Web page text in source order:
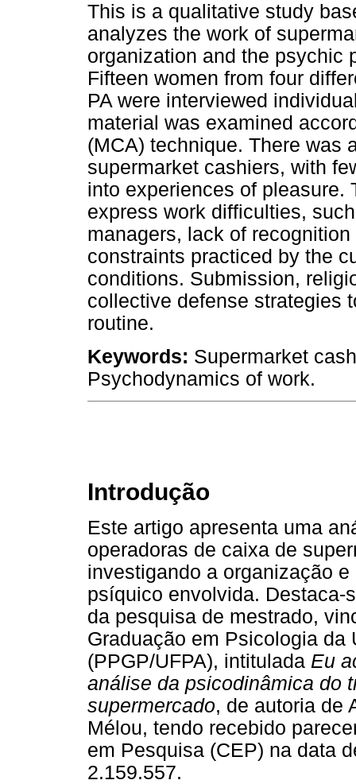
This is a qualitative study
analyzes the work of
organization and the psychic
Fifteen women from four
PA were interviewed
material was examined
(MCA) technique. There was
supermarket cashiers, with
into experiences of pleasure.
express work difficulties,
managers, lack of
constraints practiced by the
conditions. Submission,
collective defense strategies
routine.
Keywords: Supermarket
Psychodynamics of work.
Introdução
Este artigo apresenta uma
operadoras de caixa de
investigando a organização
psíquico envolvida. Destaca-
da pesquisa de mestrado,
Graduação em Psicologia da
(PPGP/UFPA), intitulada Eu
análise da psicodinâmica do
supermercado, de autoria de
Mélou, tendo recebido
em Pesquisa (CEP) na data
2.159.557.